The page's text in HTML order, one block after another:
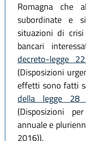
Romagna che
subordinate e
situazioni di
bancari
decreto-legge
(Disposizioni
effetti sono fatti
della legge
(Disposizioni
annuale e
2016)).